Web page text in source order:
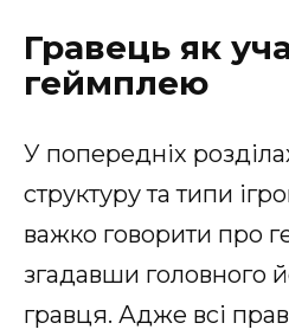
Гравець як
геймплею
У попередніх
структуру та типи
важко говорити про
згадавши головного
гравця. Адже всі